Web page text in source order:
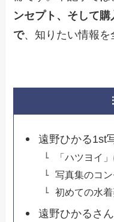
ンセプト、そして
で、知りたい情報を
遠野ひかる1st
「ハツヨイ
写真集のコン
初めての水
遠野ひかるさ